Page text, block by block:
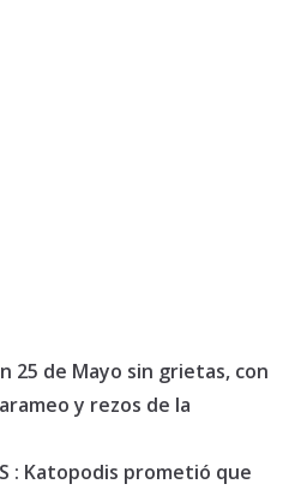
25 de Mayo sin grietas, con
y rezos de la
: Katopodis prometió que